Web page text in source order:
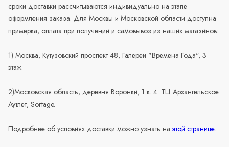
сроки доставки рассчитываются индивидуально на этапе
оформления заказа. Для Москвы и Московской области доступна
примерка, оплата при получении и самовывоз из наших магазинов:
1) Москва, Кутузовский проспект 48, Галереи "Времена Года", 3
этаж.
2)Московская область, деревня Воронки, 1 к. 4. ТЦ Архангельское
Аутлет, Sortage.
Подробнее об условиях доставки можно узнать на этой странице.